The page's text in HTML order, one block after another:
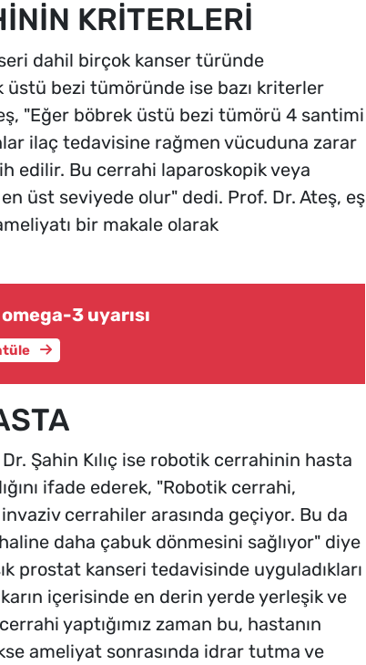
KRİTERLERİ
dahil birçok kanser türünde
bezi tümöründe ise bazı kriterler
"Eğer böbrek üstü bezi tümörü 4 santimi
ilaç tedavisine rağmen vücuduna zarar
edilir. Bu cerrahi laparoskopik veya
üst seviyede olur" dedi. Prof. Dr. Ateş, eş
bir makale olarak
3 uyarısı
Şahin Kılıç ise robotik cerrahinin hasta
ifade ederek, "Robotik cerrahi,
cerrahiler arasında geçiyor. Bu da
daha çabuk dönmesini sağlıyor" diye
prostat kanseri tedavisinde uyguladıkları
içerisinde en derin yerde yerleşik ve
yaptığımız zaman bu, hastanın
ameliyat sonrasında idrar tutma ve